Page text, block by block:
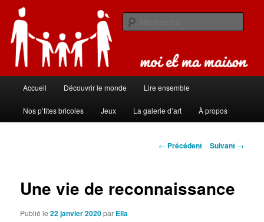
contenu
principalMoi et ma maison
Carnet de bord de famille
principal
Accueil Découvrir le monde Lire ensemble
Nos p’tites bricoles Jeux La galerie d’art À propos
Navigation
← Précédent Suivant →
Une vie de reconnaissance
Publié le22 janvier 2020par Ella